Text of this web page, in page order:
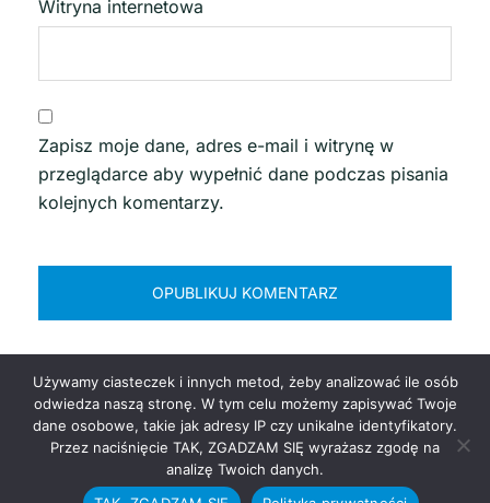
Witryna internetowa
Zapisz moje dane, adres e-mail i witrynę w
przeglądarce aby wypełnić dane podczas pisania
kolejnych komentarzy.
© 2026 MUSTC. Politechnika Morska w Szczecinie
Używamy ciasteczek i innych metod, żeby analizować ile osób
odwiedza naszą stronę. W tym celu możemy zapisywać Twoje
dane osobowe, takie jak adresy IP czy unikalne identyfikatory.
Przez naciśnięcie TAK, ZGADZAM SIĘ wyrażasz zgodę na
analizę Twoich danych.